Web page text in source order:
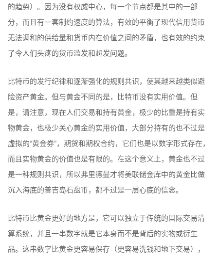
的趋势）。因为没有权威中心，每一个节点都是其中的一部
分，而且有一套制约速度的算法，有效的平衡了现代信用货币
无法调和的供给量和货币内在价值之间的矛盾，也有效的约束
了令人们头疼的货币滥发和超发问题。
比特币的发行纪律和逐渐强化的规则共识，使其越来越类似避
险资产黄金。但与黄金不同的是，比特币没有实用价值。但
是，请注意，现在人们交易和持有黄金，极少的比重是持有实
物黄金，也极少关心黄金的实用价值，大部分持有的也不过是
虚拟的“黄金券”，期货和期权合约，它们也是以数字形式存在，
而且实物黄金的价值也是有限的。在这个意义上，黄金也不过
是一种规则共识，所以弗里德曼才将美联储金库中的黄金比做
沉入海底的普吉岛石盘币，都不过是一层心底的信念。
比特币比黄金更好的地方是，它可以独立于传统的国际交易清
算系统，并且一串数字就是它本身而不是背后的实物或衍生
品。这串数字比黄金更容易保存（更容易洗钱和地下交易），